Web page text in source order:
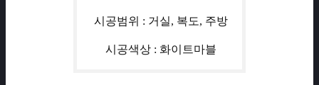
시공범위 : 거실, 복도, 주방
시공색상 : 화이트마블